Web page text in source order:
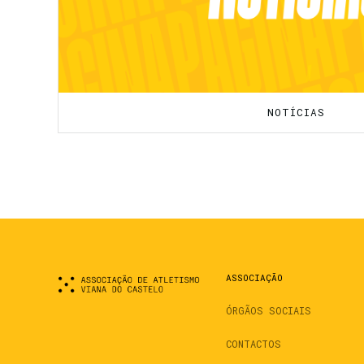
NOTÍCIAS
ASSOCIAÇÃO
ÓRGÃOS SOCIAIS
CONTACTOS